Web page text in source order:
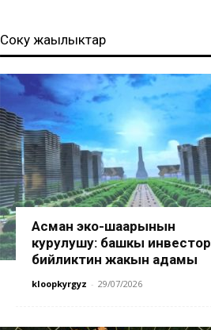
Соңку жаңылыктар
Асман эко-шаарынын
курулушу: башкы инвестор
бийликтин жакын адамы
kloopkyrgyz - 29/07/2026